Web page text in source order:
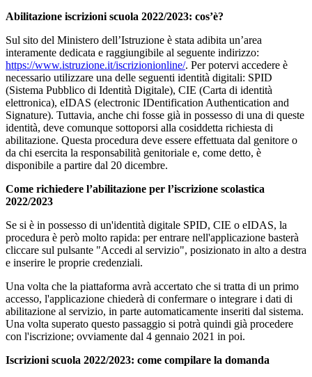
Abilitazione iscrizioni scuola 2022/2023: cos’è?
Sul sito del Ministero dell’Istruzione è stata adibita un’area
interamente dedicata e raggiungibile al seguente indirizzo:
https://www.istruzione.it/iscrizionionline/. Per potervi accedere è
necessario utilizzare una delle seguenti identità digitali: SPID
(Sistema Pubblico di Identità Digitale), CIE (Carta di identità
elettronica), eIDAS (electronic IDentification Authentication and
Signature). Tuttavia, anche chi fosse già in possesso di una di queste
identità, deve comunque sottoporsi alla cosiddetta richiesta di
abilitazione. Questa procedura deve essere effettuata dal genitore o
da chi esercita la responsabilità genitoriale e, come detto, è
disponibile a partire dal 20 dicembre.
Come richiedere l’abilitazione per l’iscrizione scolastica
2022/2023
Se si è in possesso di un'identità digitale SPID, CIE o eIDAS, la
procedura è però molto rapida: per entrare nell'applicazione basterà
cliccare sul pulsante "Accedi al servizio", posizionato in alto a destra
e inserire le proprie credenziali.
Una volta che la piattaforma avrà accertato che si tratta di un primo
accesso, l'applicazione chiederà di confermare o integrare i dati di
abilitazione al servizio, in parte automaticamente inseriti dal sistema.
Una volta superato questo passaggio si potrà quindi già procedere
con l'iscrizione; ovviamente dal 4 gennaio 2021 in poi.
Iscrizioni scuola 2022/2023: come compilare la domanda